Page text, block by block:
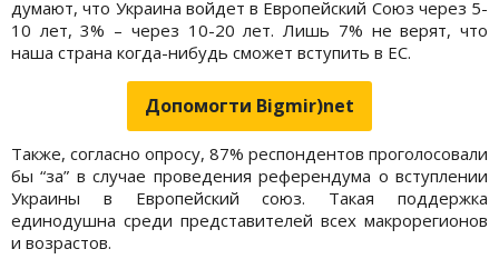
думают, что Украина войдет в Европейский Союз через 5-
10 лет, 3% ­– через 10-20 лет. Лишь 7% не верят, что
наша страна когда-нибудь сможет вступить в ЕС.
Допомогти Bigmir)net
Также, согласно опросу, 87% респондентов проголосовали
бы “за” в случае проведения референдума о вступлении
Украины в Европейский союз. Такая поддержка
единодушна среди представителей всех макрорегионов
и возрастов.